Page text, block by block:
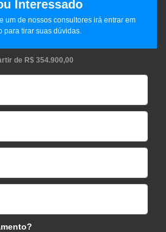
Interessado
um de nossos consultores irá entrar em
para tirar suas dúvidas.
de R$ 354.900,00